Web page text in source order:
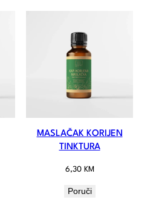
MASLAČAK KORIJEN
TINKTURA
6,30 KM
Poruči